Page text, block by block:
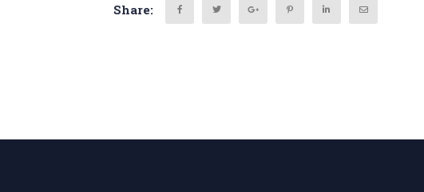
Share: